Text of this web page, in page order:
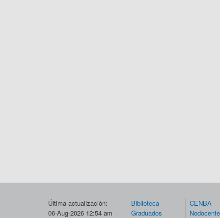
Última actualización:
06-Aug-2026 12:54 am
Biblioteca
Graduados
CENBA